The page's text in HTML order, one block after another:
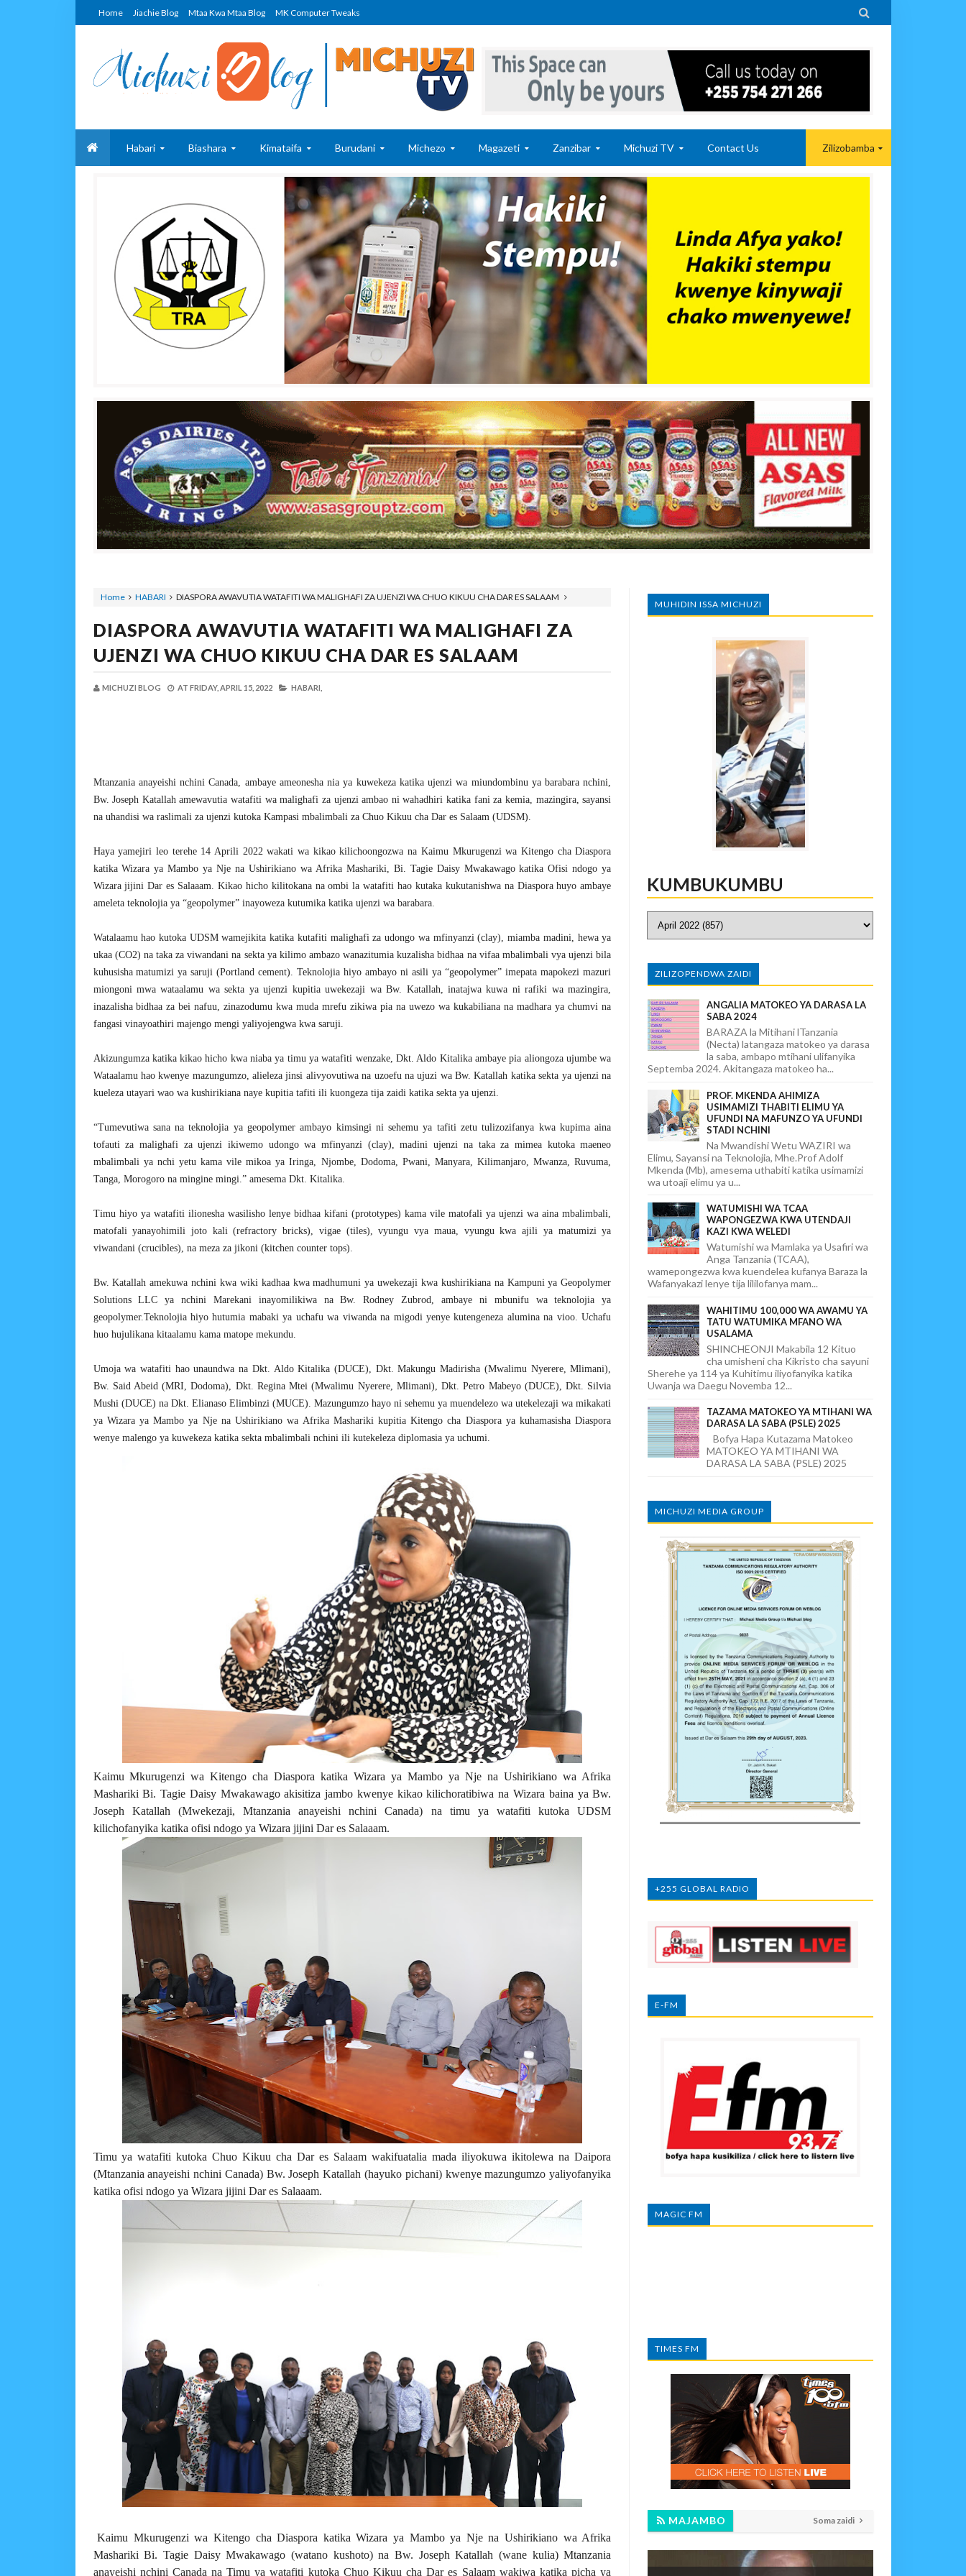
Home Jiachie Blog Mtaa Kwa Mtaa Blog MK Computer Tweaks 
Habari Biashara Kimataifa Burudani Michezo Magazeti Zanzibar Michuzi TV Contact Us Zilizobamba
Home HABARI DIASPORA AWAVUTIA WATAFITI WA MALIGHAFI ZA UJENZI WA CHUO KIKUU CHA DAR ES SALAAM
DIASPORA AWAVUTIA WATAFITI WA MALIGHAFI ZA
UJENZI WA CHUO KIKUU CHA DAR ES SALAAM
MICHUZI BLOG AT FRIDAY, APRIL 15, 2022 HABARI,
Mtanzania anayeishi nchini Canada, ambaye ameonesha nia ya kuwekeza katika ujenzi wa miundombinu ya barabara nchini,
Bw. Joseph Katallah amewavutia watafiti wa malighafi za ujenzi ambao ni wahadhiri katika fani za kemia, mazingira, sayansi
na uhandisi wa raslimali za ujenzi kutoka Kampasi mbalimbali za Chuo Kikuu cha Dar es Salaam (UDSM).
Haya yamejiri leo terehe 14 Aprili 2022 wakati wa kikao kilichoongozwa na Kaimu Mkurugenzi wa Kitengo cha Diaspora
katika Wizara ya Mambo ya Nje na Ushirikiano wa Afrika Mashariki, Bi. Tagie Daisy Mwakawago katika Ofisi ndogo ya
Wizara jijini Dar es Salaaam. Kikao hicho kilitokana na ombi la watafiti hao kutaka kukutanishwa na Diaspora huyo ambaye
ameleta teknolojia ya “geopolymer” inayoweza kutumika katika ujenzi wa barabara.
Watalaamu hao kutoka UDSM wamejikita katika kutafiti malighafi za udongo wa mfinyanzi (clay), miamba madini, hewa ya
ukaa (CO2) na taka za viwandani na sekta ya kilimo ambazo wanazitumia kuzalisha bidhaa na vifaa mbalimbali vya ujenzi bila
kuhusisha matumizi ya saruji (Portland cement). Teknolojia hiyo ambayo ni asili ya “geopolymer” imepata mapokezi mazuri
miongoni mwa wataalamu wa sekta ya ujenzi kupitia uwekezaji wa Bw. Katallah, inatajwa kuwa ni rafiki wa mazingira,
inazalisha bidhaa za bei nafuu, zinazodumu kwa muda mrefu zikiwa pia na uwezo wa kukabiliana na madhara ya chumvi na
fangasi vinayoathiri majengo mengi yaliyojengwa kwa saruji.
Akizungumza katika kikao hicho kwa niaba ya timu ya watafiti wenzake, Dkt. Aldo Kitalika ambaye pia aliongoza ujumbe wa
Wataalamu hao kwenye mazungumzo, alieleza jinsi alivyovutiwa na uzoefu na ujuzi wa Bw. Katallah katika sekta ya ujenzi na
kueleza utayari wao wa kushirikiana naye kupitia tafiti ili kuongeza tija zaidi katika sekta ya ujenzi.
“Tumevutiwa sana na teknolojia ya geopolymer ambayo kimsingi ni sehemu ya tafiti zetu tulizozifanya kwa kupima aina
tofauti za malighafi za ujenzi ikiwemo udongo wa mfinyanzi (clay), madini ujenzi na taka za mimea kutoka maeneo
mbalimbali ya nchi yetu kama vile mikoa ya Iringa, Njombe, Dodoma, Pwani, Manyara, Kilimanjaro, Mwanza, Ruvuma,
Tanga, Morogoro na mingine mingi.” amesema Dkt. Kitalika.
Timu hiyo ya watafiti ilionesha wasilisho lenye bidhaa kifani (prototypes) kama vile matofali ya ujenzi wa aina mbalimbali,
matofali yanayohimili joto kali (refractory bricks), vigae (tiles), vyungu vya maua, vyungu kwa ajili ya matumizi ya
viwandani (crucibles), na meza za jikoni (kitchen counter tops).
Bw. Katallah amekuwa nchini kwa wiki kadhaa kwa madhumuni ya uwekezaji kwa kushirikiana na Kampuni ya Geopolymer
Solutions LLC ya nchini Marekani inayomilikiwa na Bw. Rodney Zubrod, ambaye ni mbunifu wa teknolojia ya
geopolymer.Teknolojia hiyo hutumia mabaki ya uchafu wa viwanda na migodi yenye kutengeneza alumina na vioo. Uchafu
huo hujulikana kitaalamu kama matope mekundu.
Umoja wa watafiti hao unaundwa na Dkt. Aldo Kitalika (DUCE), Dkt. Makungu Madirisha (Mwalimu Nyerere, Mlimani),
Bw. Said Abeid (MRI, Dodoma), Dkt. Regina Mtei (Mwalimu Nyerere, Mlimani), Dkt. Petro Mabeyo (DUCE), Dkt. Silvia
Mushi (DUCE) na Dkt. Elianaso Elimbinzi (MUCE). Mazungumzo hayo ni sehemu ya muendelezo wa utekelezaji wa mikakati
ya Wizara ya Mambo ya Nje na Ushirikiano wa Afrika Mashariki kupitia Kitengo cha Diaspora ya kuhamasisha Diaspora
wenye malengo ya kuwekeza katika sekta mbalimbali nchini ili kutekeleza diplomasia ya uchumi.
Kaimu Mkurugenzi wa Kitengo cha Diaspora katika Wizara ya Mambo ya Nje na Ushirikiano wa Afrika
Mashariki Bi. Tagie Daisy Mwakawago akisitiza jambo kwenye kikao kilichoratibiwa na Wizara baina ya Bw.
Joseph Katallah (Mwekezaji, Mtanzania anayeishi nchini Canada) na timu ya watafiti kutoka UDSM
kilichofanyika katika ofisi ndogo ya Wizara jijini Dar es Salaaam.
Timu ya watafiti kutoka Chuo Kikuu cha Dar es Salaam wakifuatalia mada iliyokuwa ikitolewa na Daipora
(Mtanzania anayeishi nchini Canada) Bw. Joseph Katallah (hayuko pichani) kwenye mazungumzo yaliyofanyika
katika ofisi ndogo ya Wizara jijini Dar es Salaaam.
Kaimu Mkurugenzi wa Kitengo cha Diaspora katika Wizara ya Mambo ya Nje na Ushirikiano wa Afrika
Mashariki Bi. Tagie Daisy Mwakawago (watano kushoto) na Bw. Joseph Katallah (wane kulia) Mtanzania
anayeishi nchini Canada na Timu ya watafiti kutoka Chuo Kikuu cha Dar es Salaam wakiwa katika picha ya
MUHIDIN ISSA MICHUZI
KUMBUKUMBU
ZILIZOPENDWA ZAIDI
ANGALIA MATOKEO YA DARASA LA
SABA 2024
BARAZA la Mitihani lTanzania
(Necta) latangaza matokeo ya darasa
la saba, ambapo mtihani ulifanyika
Septemba 2024. Akitangaza matokeo ha...
PROF. MKENDA AHIMIZA
USIMAMIZI THABITI ELIMU YA
UFUNDI NA MAFUNZO YA UFUNDI
STADI NCHINI
Na Mwandishi Wetu WAZIRI wa
Elimu, Sayansi na Teknolojia, Mhe.Prof Adolf
Mkenda (Mb), amesema uthabiti katika usimamizi
wa utoaji elimu ya u...
WATUMISHI WA TCAA
WAPONGEZWA KWA UTENDAJI
KAZI KWA WELEDI
Watumishi wa Mamlaka ya Usafiri wa
Anga Tanzania (TCAA),
wamepongezwa kwa kuendelea kufanya Baraza la
Wafanyakazi lenye tija lililofanya mam...
WAHITIMU 100,000 WA AWAMU YA
TATU WATUMIKA MFANO WA
USALAMA
SHINCHEONJI Makabila 12 Kituo
cha umisheni cha Kikristo cha sayuni
Sherehe ya 114 ya Kuhitimu iliyofanyika katika
Uwanja wa Daegu Novemba 12...
TAZAMA MATOKEO YA MTIHANI WA
DARASA LA SABA (PSLE) 2025
Bofya Hapa Kutazama Matokeo
MATOKEO YA MTIHANI WA
DARASA LA SABA (PSLE) 2025
MICHUZI MEDIA GROUP
+255 GLOBAL RADIO
E-FM
MAGIC FM
TIMES FM
MAJAMBO Soma zaidi